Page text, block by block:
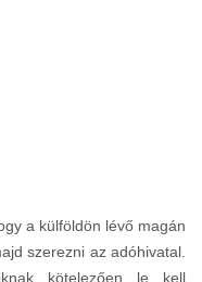
a külföldön lévő magán
szerezni az adóhivatal.
kötelezően le kell